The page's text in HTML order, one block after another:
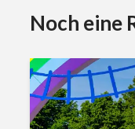
Noch eine